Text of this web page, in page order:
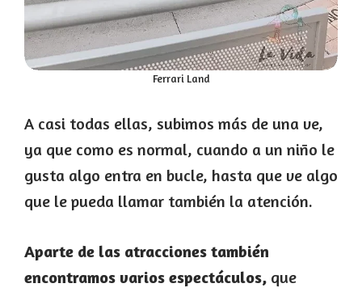
Ferrari Land
A casi todas ellas, subimos más de una ve,
ya que como es normal, cuando a un niño le
gusta algo entra en bucle, hasta que ve algo
que le pueda llamar también la atención.
Aparte de las atracciones también
encontramos varios espectáculos, que